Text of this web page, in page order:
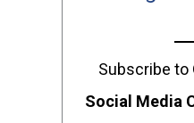
Subscribe to
Social Media